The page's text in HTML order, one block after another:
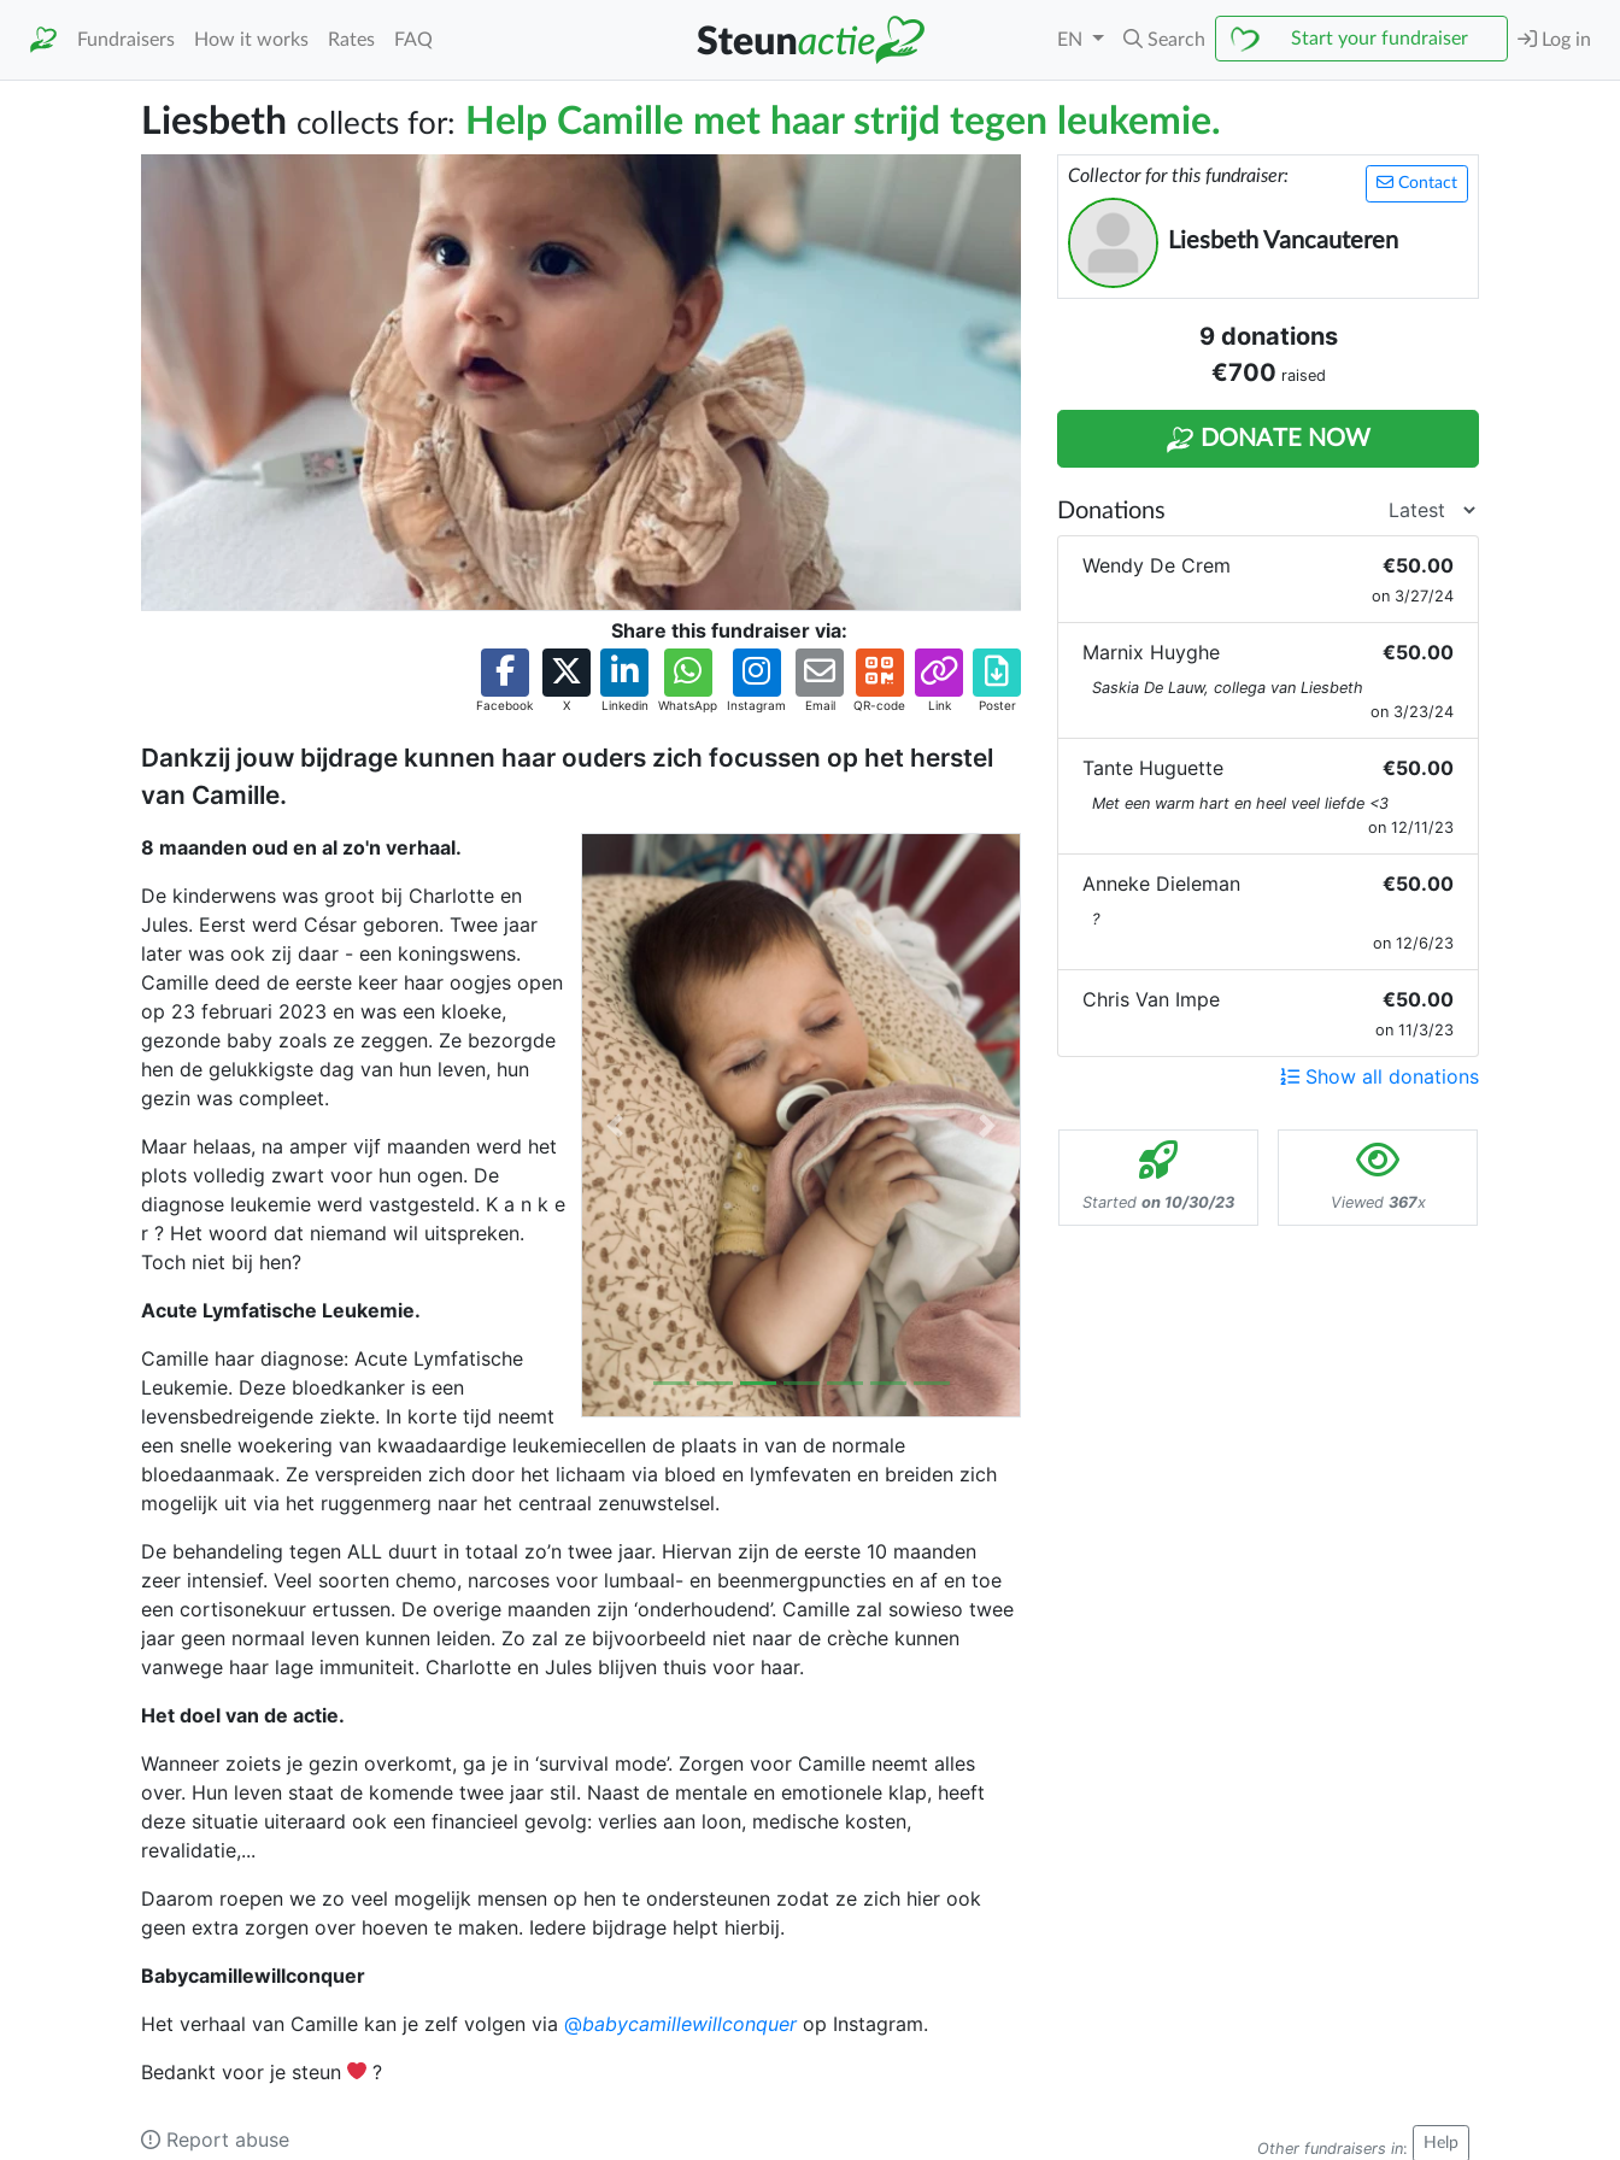
Fundraisers How it works Rates FAQ EN Search Start your fundraiser Log in
Liesbeth collects for: Help Camille met haar strijd tegen leukemie.
Share this fundraiser via:
Facebook X Linkedin WhatsApp Instagram Email QR-code Link Poster
Dankzij jouw bijdrage kunnen haar ouders zich focussen op het herstel
van Camille.
Previous Next
8 maanden oud en al zo'n verhaal.
De kinderwens was groot bij Charlotte en
Jules. Eerst werd César geboren. Twee jaar
later was ook zij daar - een koningswens.
Camille deed de eerste keer haar oogjes open
op 23 februari 2023 en was een kloeke,
gezonde baby zoals ze zeggen. Ze bezorgde
hen de gelukkigste dag van hun leven, hun
gezin was compleet.
Maar helaas, na amper vijf maanden werd het
plots volledig zwart voor hun ogen. De
diagnose leukemie werd vastgesteld. K a n k e
r ? Het woord dat niemand wil uitspreken.
Toch niet bij hen?
Acute Lymfatische Leukemie.
Camille haar diagnose: Acute Lymfatische
Leukemie. Deze bloedkanker is een
levensbedreigende ziekte. In korte tijd neemt
een snelle woekering van kwaadaardige leukemiecellen de plaats in van de normale
bloedaanmaak. Ze verspreiden zich door het lichaam via bloed en lymfevaten en breiden zich
mogelijk uit via het ruggenmerg naar het centraal zenuwstelsel.
De behandeling tegen ALL duurt in totaal zo’n twee jaar. Hiervan zijn de eerste 10 maanden
zeer intensief. Veel soorten chemo, narcoses voor lumbaal- en beenmergpuncties en af en toe
een cortisonekuur ertussen. De overige maanden zijn ‘onderhoudend’. Camille zal sowieso twee
jaar geen normaal leven kunnen leiden. Zo zal ze bijvoorbeeld niet naar de crèche kunnen
vanwege haar lage immuniteit. Charlotte en Jules blijven thuis voor haar.
Het doel van de actie.
Wanneer zoiets je gezin overkomt, ga je in ‘survival mode’. Zorgen voor Camille neemt alles
over. Hun leven staat de komende twee jaar stil. Naast de mentale en emotionele klap, heeft
deze situatie uiteraard ook een financieel gevolg: verlies aan loon, medische kosten,
revalidatie,...
Daarom roepen we zo veel mogelijk mensen op hen te ondersteunen zodat ze zich hier ook
geen extra zorgen over hoeven te maken. Iedere bijdrage helpt hierbij.
Babycamillewillconquer
Het verhaal van Camille kan je zelf volgen via @babycamillewillconquerop Instagram.
Bedankt voor je steun
‍?
Contact
Collector for this fundraiser:
Liesbeth Vancauteren
9 donations
€700 raised
DONATE NOW
Donations
Wendy De Crem €50.00
on 3/27/24
Marnix Huyghe €50.00
Saskia De Lauw, collega van Liesbeth
on 3/23/24
Tante Huguette €50.00
Met een warm hart en heel veel liefde <3
on 12/11/23
Anneke Dieleman €50.00
?
on 12/6/23
Chris Van Impe €50.00
on 11/3/23
Show all donations
Started on 10/30/23 Viewed 367x
Other fundraisers in: Help
Report abuse